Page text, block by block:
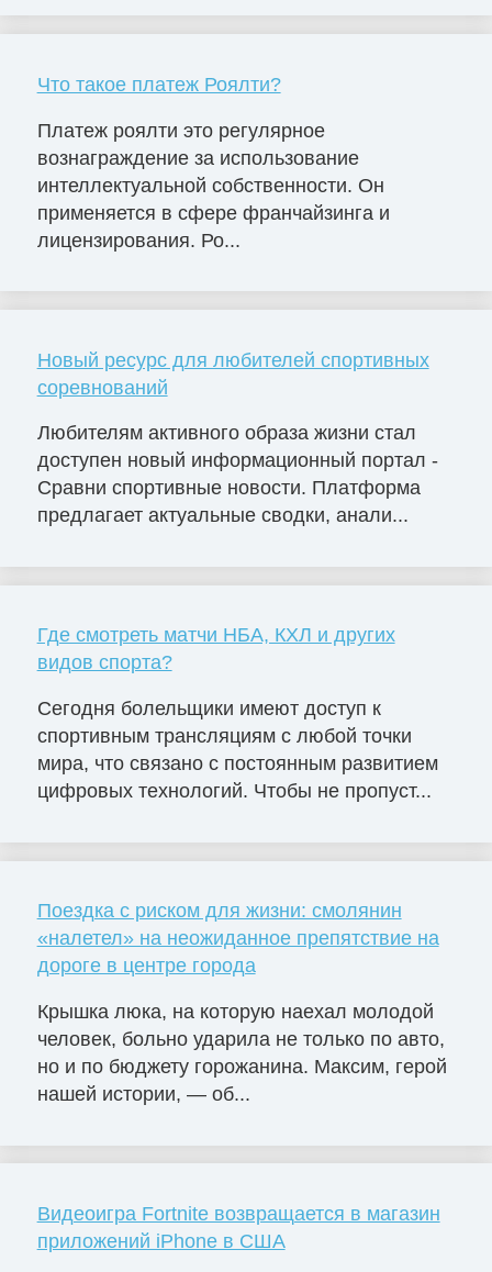
Что такое платеж Роялти?
Платеж роялти это регулярное
вознаграждение за использование
интеллектуальной собственности. Он
применяется в сфере франчайзинга и
лицензирования. Ро...
Новый ресурс для любителей спортивных
соревнований
Любителям активного образа жизни стал
доступен новый информационный портал -
Сравни спортивные новости. Платформа
предлагает актуальные сводки, анали...
Где смотреть матчи НБА, КХЛ и других
видов спорта?
Сегодня болельщики имеют доступ к
спортивным трансляциям с любой точки
мира, что связано с постоянным развитием
цифровых технологий. Чтобы не пропуст...
Поездка с риском для жизни: смолянин
«налетел» на неожиданное препятствие на
дороге в центре города
Крышка люка, на которую наехал молодой
человек, больно ударила не только по авто,
но и по бюджету горожанина. Максим, герой
нашей истории, — об...
Видеоигра Fortnite возвращается в магазин
приложений iPhone в США